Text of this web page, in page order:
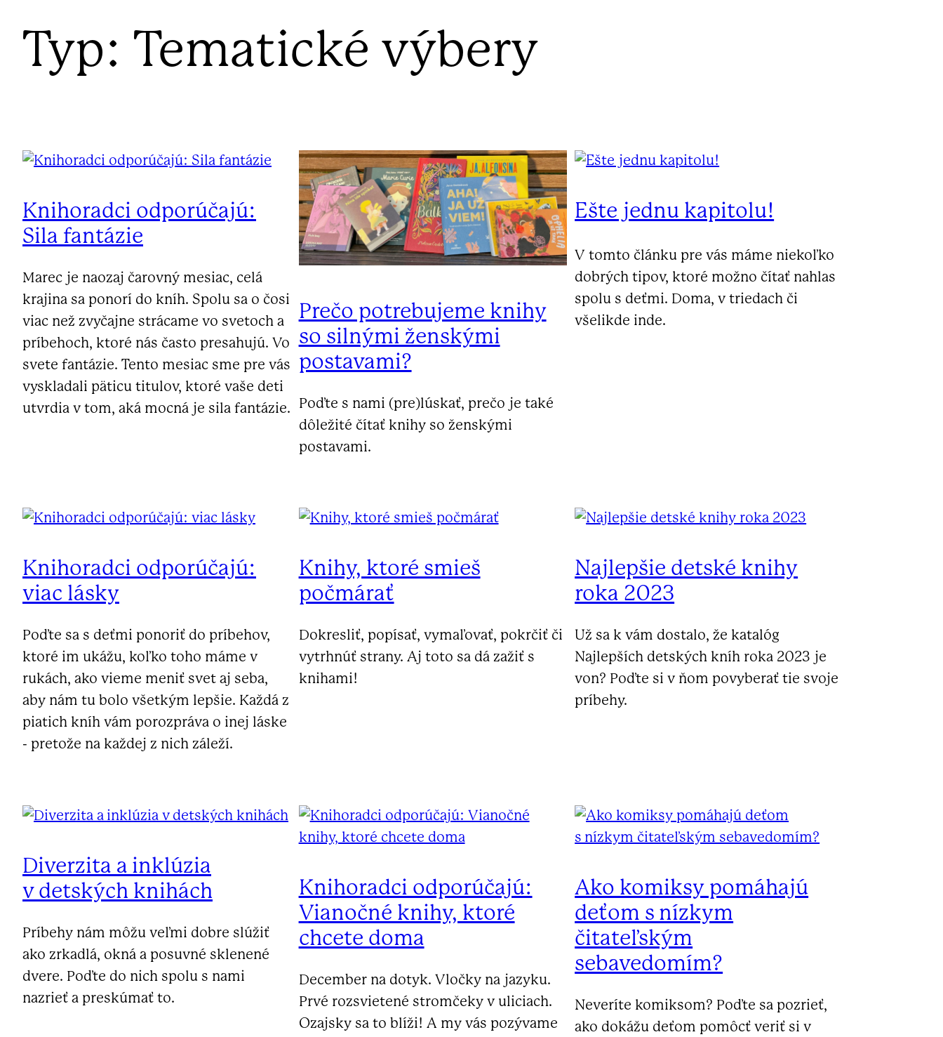
Typ: Tematické výbery
Knihoradci odporúčajú:
Sila fantázie
Marec je naozaj čarovný mesiac, celá
krajina sa ponorí do kníh. Spolu sa o čosi
viac než zvyčajne strácame vo svetoch a
príbehoch, ktoré nás často presahujú. Vo
svete fantázie. Tento mesiac sme pre vás
vyskladali päticu titulov, ktoré vaše deti
utvrdia v tom, aká mocná je sila fantázie.
Prečo potrebujeme knihy
so silnými ženskými
postavami?
Poďte s nami (pre)lúskať, prečo je také
dôležité čítať knihy so ženskými
postavami.
Ešte jednu kapitolu!
V tomto článku pre vás máme niekoľko
dobrých tipov, ktoré možno čítať nahlas
spolu s deťmi. Doma, v triedach či
všelikde inde.
Knihoradci odporúčajú:
viac lásky
Poďte sa s deťmi ponoriť do príbehov,
ktoré im ukážu, koľko toho máme v
rukách, ako vieme meniť svet aj seba,
aby nám tu bolo všetkým lepšie. Každá z
piatich kníh vám porozpráva o inej láske
- pretože na každej z nich záleží.
Knihy, ktoré smieš
počmárať
Dokresliť, popísať, vymaľovať, pokrčiť či
vytrhnúť strany. Aj toto sa dá zažiť s
knihami!
Najlepšie detské knihy
roka 2023
Už sa k vám dostalo, že katalóg
Najlepších detských kníh roka 2023 je
von? Poďte si v ňom povyberať tie svoje
príbehy.
Diverzita a inklúzia
v detských knihách
Príbehy nám môžu veľmi dobre slúžiť
ako zrkadlá, okná a posuvné sklenené
dvere. Poďte do nich spolu s nami
nazrieť a preskúmať to.
Knihoradci odporúčajú:
Vianočné knihy, ktoré
chcete doma
December na dotyk. Vločky na jazyku.
Prvé rozsvietené stromčeky v uliciach.
Ozajsky sa to blíži! A my vás pozývame
Ako komiksy pomáhajú
deťom s nízkym
čitateľským
sebavedomím?
Neveríte komiksom? Poďte sa pozrieť,
ako dokážu deťom pomôcť veriť si v